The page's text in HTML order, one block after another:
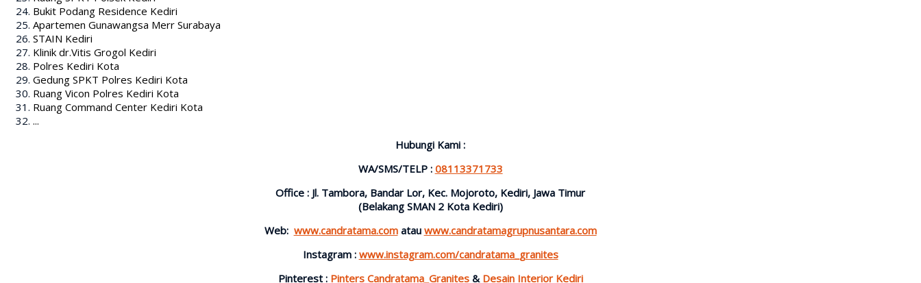
Bukit Podang Residence Kediri
Apartemen Gunawangsa Merr Surabaya
STAIN Kediri
Klinik dr.Vitis Grogol Kediri
Polres Kediri Kota
Gedung SPKT Polres Kediri Kota
Ruang Vicon Polres Kediri Kota
Ruang Command Center Kediri Kota
...
Hubungi Kami :
WA/SMS/TELP : 08113371733
Office : Jl. Tambora, Bandar Lor, Kec. Mojoroto, Kediri, Jawa Timur
(Belakang SMAN 2 Kota Kediri)
Web: www.candratama.com atau www.candratamagrupnusantara.com
Instagram : www.instagram.com/candratama_granites
Pinterest : Pinters Candratama_Granites & Desain Interior Kediri